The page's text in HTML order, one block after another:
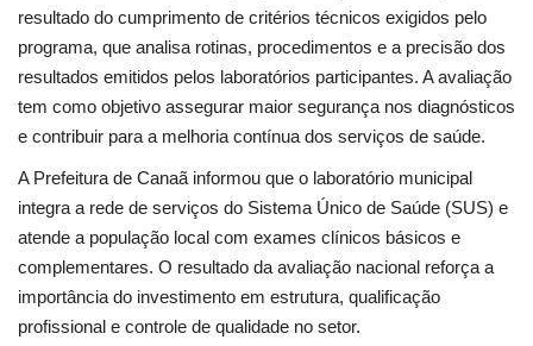
Economia
Educação
Esporte
Solidariedade
Meio Ambiente
Justiça
resultado do cumprimento de critérios técnicos exigidos pelo
programa, que analisa rotinas, procedimentos e a precisão dos
resultados emitidos pelos laboratórios participantes. A avaliação
tem como objetivo assegurar maior segurança nos diagnósticos
e contribuir para a melhoria contínua dos serviços de saúde.
A Prefeitura de Canaã informou que o laboratório municipal
integra a rede de serviços do Sistema Único de Saúde (SUS) e
atende a população local com exames clínicos básicos e
complementares. O resultado da avaliação nacional reforça a
importância do investimento em estrutura, qualificação
profissional e controle de qualidade no setor.